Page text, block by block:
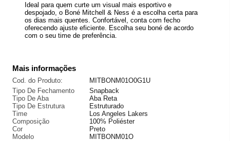
Ideal para quem curte um visual mais esportivo e
despojado, o Boné Mitchell & Ness é a escolha certa para
os dias mais quentes. Confortável, conta com fecho
oferecendo ajuste eficiente. Escolha seu boné de acordo
com o seu time de preferência.
Mais informações
Cod. do Produto:
MITBONM01O0G1U
Tipo De Fechamento
Snapback
Tipo De Aba
Aba Reta
Tipo De Estrutura
Estruturado
Time
Los Angeles Lakers
Composição
100% Poliéster
Cor
Preto
Modelo
MITBONM01O